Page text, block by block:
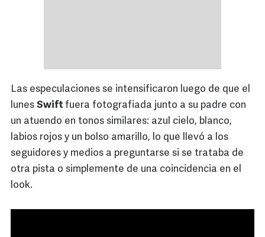
Las especulaciones se intensificaron luego de que el
lunes Swift fuera fotografiada junto a su padre con
un atuendo en tonos similares: azul cielo, blanco,
labios rojos y un bolso amarillo, lo que llevó a los
seguidores y medios a preguntarse si se trataba de
otra pista o simplemente de una coincidencia en el
look.